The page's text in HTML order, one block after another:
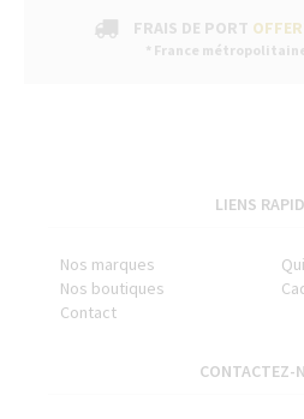
FRAIS DE PORT
* France
LIENS
Nos marques
Nos boutiques
Contact
CONTACTEZ-